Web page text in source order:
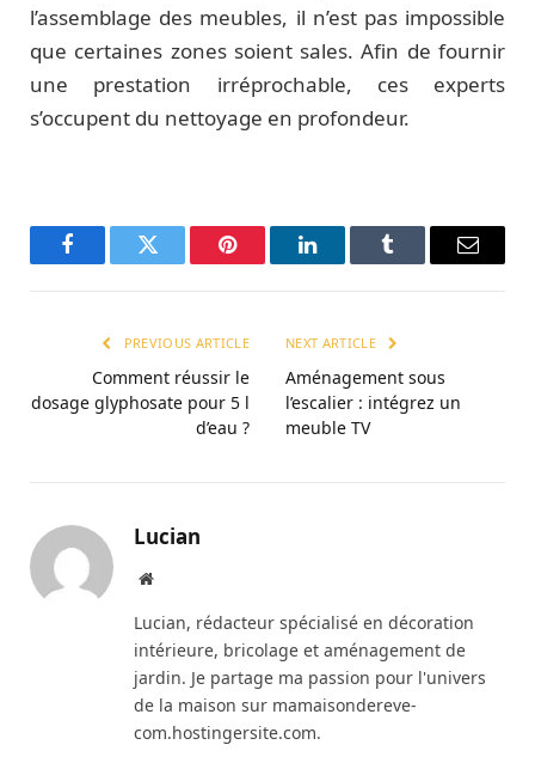
l’assemblage des meubles, il n’est pas impossible
que certaines zones soient sales. Afin de fournir
une prestation irréprochable, ces experts
s’occupent du nettoyage en profondeur.
FacebookTwitter Pinterest LinkedInTumblr Email
PREVIOUS ARTICLE
Comment réussir le
dosage glyphosate pour 5 l
d’eau ?
NEXT ARTICLE
Aménagement sous
l’escalier : intégrez un
meuble TV
Lucian
Website
Lucian, rédacteur spécialisé en décoration
intérieure, bricolage et aménagement de
jardin. Je partage ma passion pour l'univers
de la maison sur mamaisondereve-
com.hostingersite.com.